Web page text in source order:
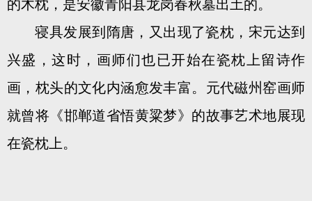
的木枕，是安徽青阳县龙岗春秋墓出土的。
寝具发展到隋唐，又出现了瓷枕，宋元达到
兴盛，这时，画师们也已开始在瓷枕上留诗作
画，枕头的文化内涵愈发丰富。元代磁州窑画师
就曾将《邯郸道省悟黄粱梦》的故事艺术地展现
在瓷枕上。